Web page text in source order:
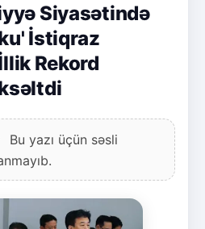
Siyasətində
İstiqraz
Rekord
Bu yazı üçün səsli